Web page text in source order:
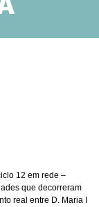
12 em rede –
que decorreram
real entre D. Maria I